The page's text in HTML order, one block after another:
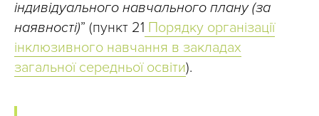
індивідуального навчального плану (за
наявності)” (пункт 21 Порядку організації
інклюзивного навчання в закладах
загальної середньої освіти).